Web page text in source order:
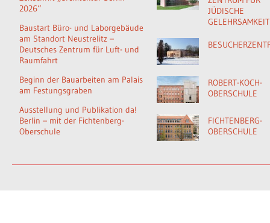
2026“
Baustart Büro- und Laborgebäude
am Standort Neustrelitz –
Deutsches Zentrum für Luft- und
Raumfahrt
Beginn der Bauarbeiten am Palais
am Festungsgraben
Ausstellung und Publikation da!
Berlin – mit der Fichtenberg-
Oberschule
JÜDISCHE
GELEHRSAMKEIT
ROBERT-KOCH-
OBERSCHULE
FICHTENBERG-
OBERSCHULE